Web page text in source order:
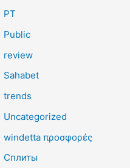
PT
Public
review
Sahabet
trends
Uncategorized
windetta προσφορές
Сплиты